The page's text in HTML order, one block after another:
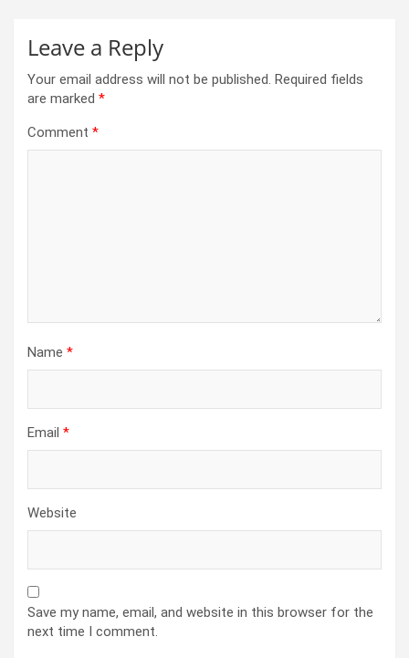
Leave a Reply
Your email address will not be published. Required fields
are marked *
Comment *
Name *
Email *
Website
Save my name, email, and website in this browser for the
next time I comment.